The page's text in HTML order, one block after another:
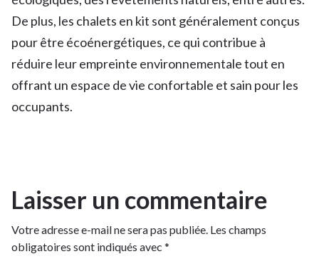
De plus, les chalets en kit sont généralement conçus
pour être écoénergétiques, ce qui contribue à
réduire leur empreinte environnementale tout en
offrant un espace de vie confortable et sain pour les
occupants.
Laisser un commentaire
Votre adresse e-mail ne sera pas publiée. Les champs
obligatoires sont indiqués avec *